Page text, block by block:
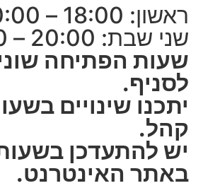
ראשון: 18:00 – 10:00
שני שבת: 20:00 – 10:00
שעות הפתיחה
לסניף.
יתכנו שינויים
קהל.
יש להתעדכן
באתר האינטרנט.